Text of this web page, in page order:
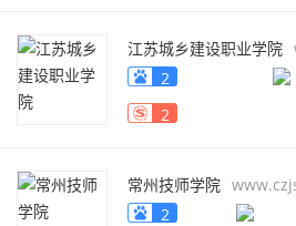
江苏城乡建设职业学院
2
2
常州技师学院
2